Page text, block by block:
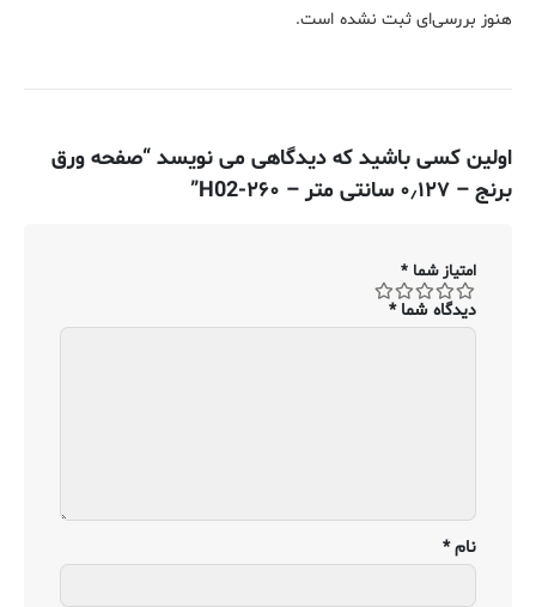
هنوز بررسی‌ای ثبت نشده است.
اولین کسی باشید که دیدگاهی می نویسد “صفحه ورق
برنج – ۰٫۱۲۷ سانتی متر – ۲۶۰-H02”
امتیاز شما *
دیدگاه شما*
نام*